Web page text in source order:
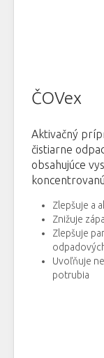
ČOVex
Aktivačný
čistiarne
obsahujúce
Zlepšuje a
Znižuje
Zlepšuje
Uvoľňuje
potrubia